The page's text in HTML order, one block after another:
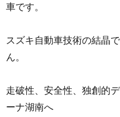
車です。
スズキ自動車技術の結晶
ん。
走破性、安全性、独創的
ーナ湖南へ